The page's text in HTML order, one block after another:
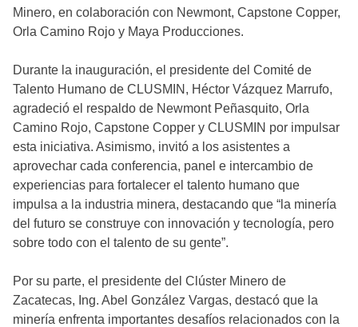
Minero, en colaboración con Newmont, Capstone Copper,
Orla Camino Rojo y Maya Producciones.
Durante la inauguración, el presidente del Comité de
Talento Humano de CLUSMIN, Héctor Vázquez Marrufo,
agradeció el respaldo de Newmont Peñasquito, Orla
Camino Rojo, Capstone Copper y CLUSMIN por impulsar
esta iniciativa. Asimismo, invitó a los asistentes a
aprovechar cada conferencia, panel e intercambio de
experiencias para fortalecer el talento humano que
impulsa a la industria minera, destacando que “la minería
del futuro se construye con innovación y tecnología, pero
sobre todo con el talento de su gente”.
Por su parte, el presidente del Clúster Minero de
Zacatecas, Ing. Abel González Vargas, destacó que la
minería enfrenta importantes desafíos relacionados con la